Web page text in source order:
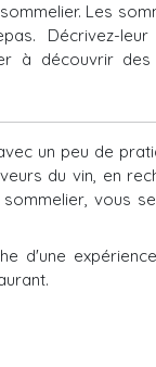
Les
Décrivez-
à découvrir
un peu de
du vin, en
vous
d'une